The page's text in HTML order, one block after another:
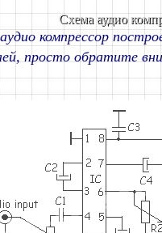
Схема аудио
компрессор
просто обратите